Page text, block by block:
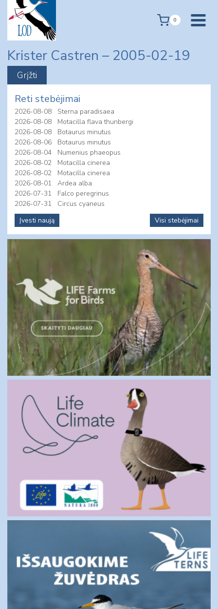
content
0
Krister Castren – 2005-02-19
Reti stebėjimai
2026-08-08
Sterna paradisaea
2026-08-08
Motacilla flava thunbergi
2026-08-08
Botaurus minutus
2026-08-06
Botaurus minutus
2026-08-04
Numenius phaeopus
2026-08-02
Motacilla cinerea
2026-08-02
Motacilla cinerea
2026-08-01
Ardea alba
2026-07-31
Falco peregrinus
2026-07-31
Circus cyaneus
Įvesti naują
Visi stebėjimai